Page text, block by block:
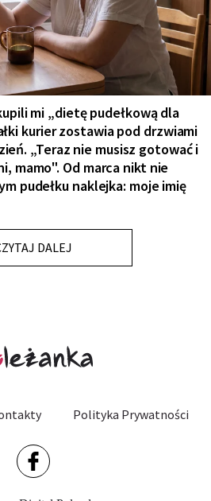
mi „dietę pudełkową dla
kurier zostawia pod drzwiami
„Teraz nie musisz gotować i
mamo". Od marca nikt nie
pudełku naklejka: moje imię
DALEJ
Polityka Prywatności